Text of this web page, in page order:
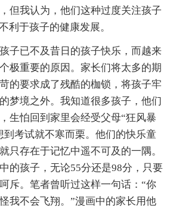
但我认为，他们这种过度关注孩子
利于孩子的健康发展。
子已不及昔日的孩子快乐，而越来
极重要的原因。家长们将太多的期
的要求成了残酷的枷锁，将孩子牢
梦境之外。我知道很多孩子，他们
生怕回到家里会经受父母“狂风暴
到考试就不寒而栗。他们的快乐童
只存在于记忆中遥不可及的一隅。
的孩子，无论55分还是98分，只要
斥。笔者曾听过这样一句话：“你
我不会飞翔。”漫画中的家长用他